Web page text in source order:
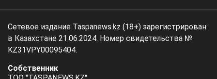
Сетевое издание Taspanews.kz (18+) зарегистрирован
в Казахстане 21.06.2024. Номер свидетельства №
KZ31VPY00095404.
Собственник